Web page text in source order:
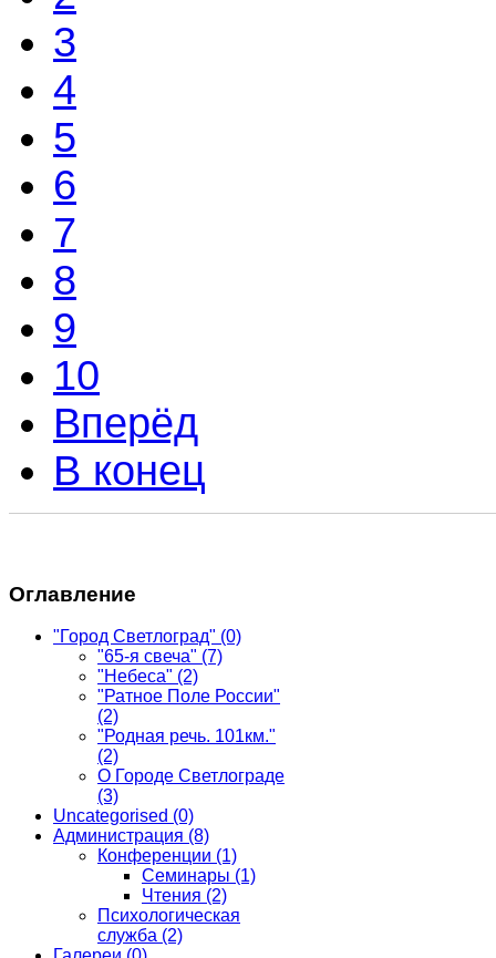
3
4
5
6
7
8
9
10
Вперёд
В конец
Оглавление
"Город Светлоград" (0)
"65-я свеча" (7)
"Небеса" (2)
"Ратное Поле России"
(2)
"Родная речь. 101км."
(2)
О Городе Светлограде
(3)
Uncategorised (0)
Администрация (8)
Конференции (1)
Семинары (1)
Чтения (2)
Психологическая
служба (2)